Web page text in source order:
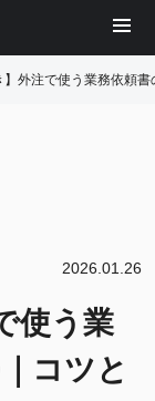
】外注で使う業務依頼
2026.01.26
使う業
コツと